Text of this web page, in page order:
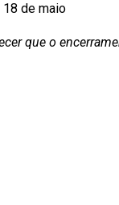
18 de maio
que o